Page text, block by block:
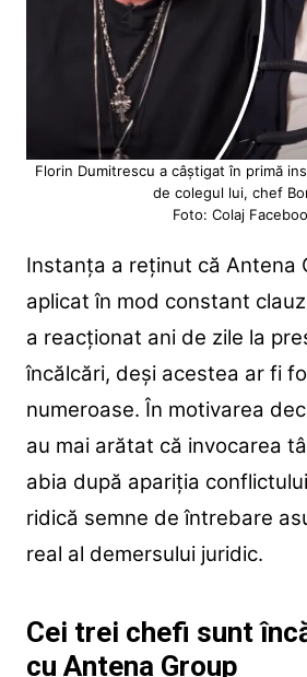
Florin Dumitrescu a câștigat în primă
de colegul lui, chef
Foto: Colaj
Instanța a reținut că Antena
aplicat în mod constant
a reacționat ani de zile la
încălcări, deși acestea ar fi
numeroase. În motivarea
au mai arătat că invocarea
abia după apariția
ridică semne de întrebare
real al demersului juridic.
Cei trei chefi sunt
cu Antena Group